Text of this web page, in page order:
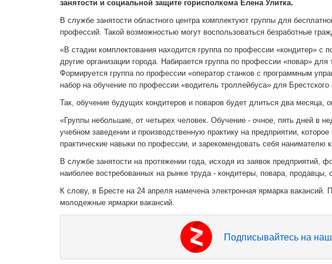
занятости и социальной защите горисполкома Елена Улитка.
В службе занятости областного центра комплектуют группы для
профессий. Такой возможностью могут воспользоваться безработные
«В стадии комплектования находится группа по профессии «кондитер»
другие организации города. Набирается группа по профессии «повар»
Формируется группа по профессии «оператор станков с программным
набор на обучение по профессии «водитель троллейбуса» для
Так, обучение будущих кондитеров и поваров будет длиться два месяца,
«Группы небольшие, от четырех человек. Обучение - очное, пять дней в
учебном заведении и производственную практику на предприятии,
практические навыки по профессии, и зарекомендовать себя нанимателю
В службе занятости на протяжении года, исходя из заявок
наиболее востребованных на рынке труда - кондитеры, повара,
К слову, в Бресте на 24 апреля намечена электронная ярмарка
молодежные ярмарки вакансий.
Подписывайтесь на